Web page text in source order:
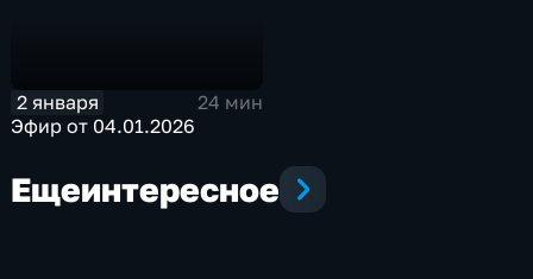
2 января
24 мин
Эфир от 04.01.2026
Ещеинтересное